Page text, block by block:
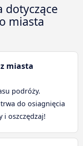
dotyczące
miasta
miasta
podróży.
do osiagnięcia
i oszczędzaj!